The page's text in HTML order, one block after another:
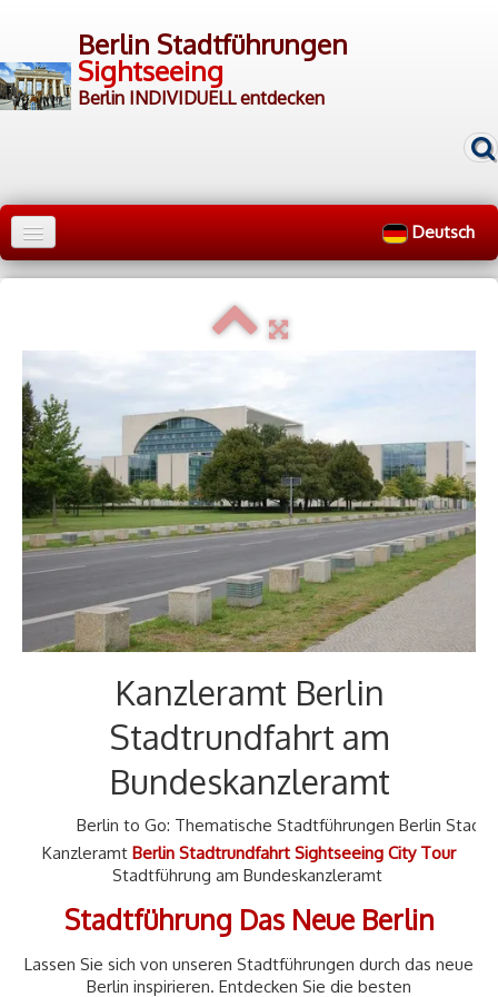
Berlin Stadtführungen
Sightseeing
Berlin INDIVIDUELL entdecken
Deutsch
Home
▷ Gruppen
▷ Guides
▷ Kontakt
Kanzleramt Berlin
Stadtrundfahrt am
Bundeskanzleramt
Berlin to Go: Thematische Stadtführungen Berlin
Kanzleramt Berlin Stadtrundfahrt Sightseeing City Tour
Stadtführung am Bundeskanzleramt
Stadtführung Das Neue Berlin
Lassen Sie sich von unseren Stadtführungen durch das neue
Berlin inspirieren. Entdecken Sie die besten